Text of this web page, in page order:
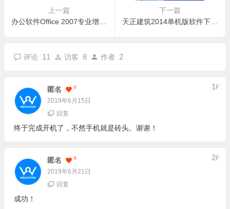
上一篇
办公软件Office 2007专业增强版正版下载 安装与激活教程
下一篇
天正建筑2014单机版软件下载与安装教程 永不过期
评论 11 访客 8 作者 2
匿名 6
2019年6月15日
1 F
回复
终于完成开机了，不然手机就是砖头。谢谢！
匿名 6
2019年6月21日
2F
回复
成功！